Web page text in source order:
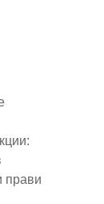
прави